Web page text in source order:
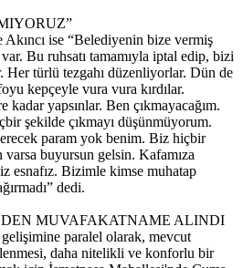
Akıncı ise “Belediyenin bize vermiş
Bu ruhsatı tamamıyla iptal edip, bizi
Her türlü tezgahı düzenliyorlar. Dün de
kepçeyle vura vura kırdılar.
yapsınlar. Ben çıkmayacağım.
şekilde çıkmayı düşünmüyorum.
param yok benim. Biz hiçbir
varsa buyursun gelsin. Kafamıza
esnafız. Bizimle kimse muhatap
dedi.
MUVAFAKATNAME ALINDI
paralel olarak, mevcut
daha nitelikli ve konforlu bir